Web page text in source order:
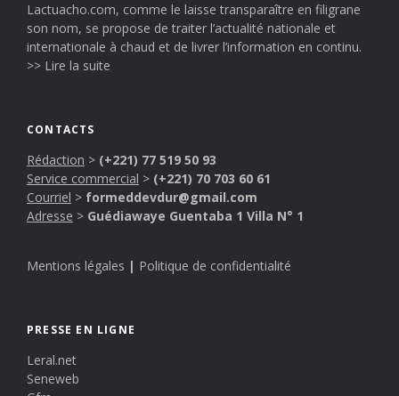
Lactuacho.com, comme le laisse transparaître en filigrane
son nom, se propose de traiter l’actualité nationale et
internationale à chaud et de livrer l’information en continu.
>> Lire la suite
CONTACTS
Rédaction > (+221) 77 519 50 93
Service commercial > (+221) 70 703 60 61
Courriel > formeddevdur@gmail.com
Adresse > Guédiawaye Guentaba 1 Villa N° 1
Mentions légales | Politique de confidentialité
PRESSE EN LIGNE
Leral.net
Seneweb